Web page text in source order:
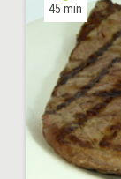
45 min